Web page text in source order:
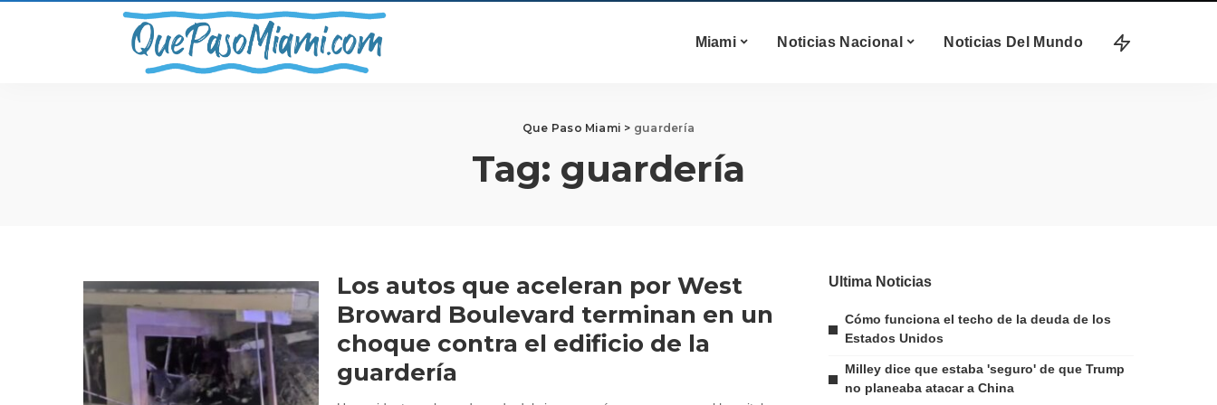
Miami Noticias Nacional Noticias Del Mundo
Que Paso Miami > guardería
Tag: guardería
Los autos que aceleran por West
Broward Boulevard terminan en un
choque contra el edificio de la
guardería
Ultima Noticias
Cómo funciona el techo de la deuda de los
Estados Unidos
Milley dice que estaba 'seguro' de que Trump
no planeaba atacar a China